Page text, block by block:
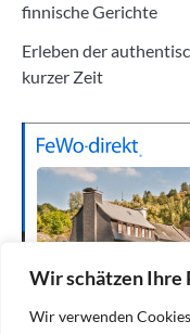
Wir schätzen Ihre
Wir verwenden
finnische Gerichte
Erleben der
kurzer Zeit